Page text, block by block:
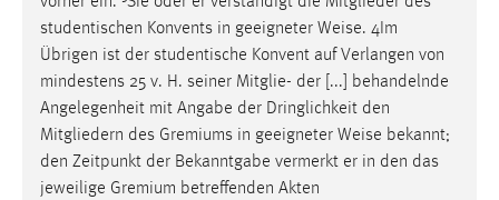
studentischen Konvents in geeigneter Weise. 4Im
Übrigen ist der studentische Konvent auf Verlangen von
mindestens 25 v. H. seiner Mitglie- der [...] behandelnde
Angelegenheit mit Angabe der Dringlichkeit den
Mitgliedern des Gremiums in geeigneter Weise bekannt;
den Zeitpunkt der Bekanntgabe vermerkt er in den das
jeweilige Gremium betreffenden Akten